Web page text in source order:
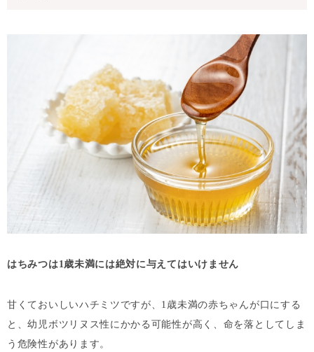
はちみつは1歳未満には絶対に与えてはいけません
甘くておいしいハチミツですが、1歳未満の赤ちゃんが口にする
と、幼児ボツリヌス性にかかる可能性が高く、命を落としてしま
う危険性があります。